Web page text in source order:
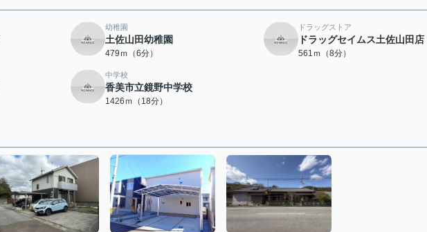
幼稚園
土佐山田幼稚園
479ｍ（6分）
ドラッグストア
ドラッグセイムス土佐山田店
561ｍ（8分）
中学校
香美市立鏡野中学校
1426ｍ（18分）